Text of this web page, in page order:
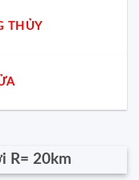
THỦY
R= 20km